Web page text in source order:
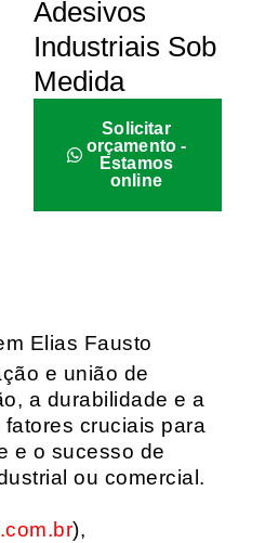
Adesivos
Industriais Sob
Medida
Solicitar
orçamento -
Estamos
online
Elias Fausto
e união de
a durabilidade e a
cruciais para
e o sucesso de
ou comercial.
),